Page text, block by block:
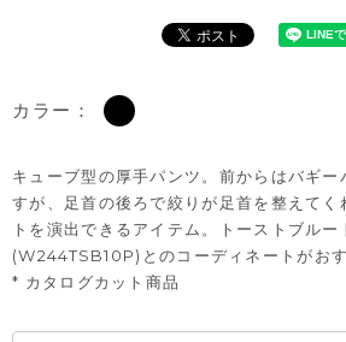
カラー：
キューブ型の厚手パンツ。前からはバギー
すが、足首の後ろで絞りが足首を整えてく
トを演出できるアイテム。トーストブルー
(W244TSB10P)とのコーディネートがおす
* カタログカット商品